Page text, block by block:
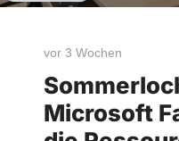
vor 3 Wochen
Microsoft